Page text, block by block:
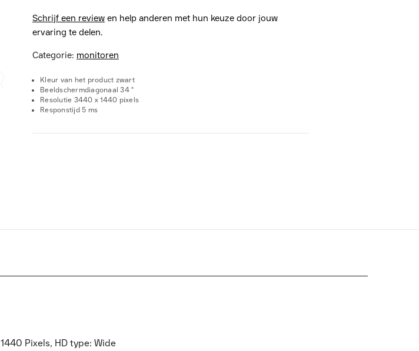
Schrijf een review en help anderen met hun keuze door jouw
ervaring te delen.
Categorie: monitoren
Kleur van het product zwart
Beeldschermdiagonaal 34 "
Resolutie 3440 x 1440 pixels
Responstijd 5 ms
Pixels, HD type: Wide